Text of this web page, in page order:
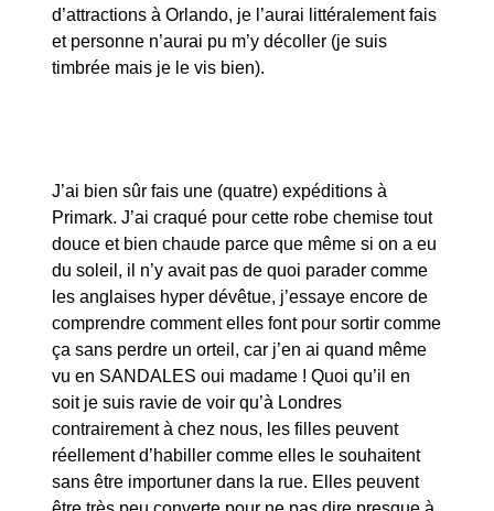
d’attractions à Orlando, je l’aurai littéralement fais
et personne n’aurai pu m’y décoller (je suis
timbrée mais je le vis bien).
J’ai bien sûr fais une (quatre) expéditions à
Primark. J’ai craqué pour cette robe chemise tout
douce et bien chaude parce que même si on a eu
du soleil, il n’y avait pas de quoi parader comme
les anglaises hyper dévêtue, j’essaye encore de
comprendre comment elles font pour sortir comme
ça sans perdre un orteil, car j’en ai quand même
vu en SANDALES oui madame ! Quoi qu’il en
soit je suis ravie de voir qu’à Londres
contrairement à chez nous, les filles peuvent
réellement d’habiller comme elles le souhaitent
sans être importuner dans la rue. Elles peuvent